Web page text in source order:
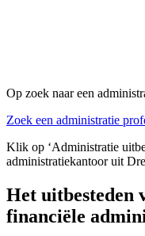
Op zoek naar een
Zoek een administratie
Klik op ‘Administratie
administratiekantoor uit
Het uitbesteden
financiële